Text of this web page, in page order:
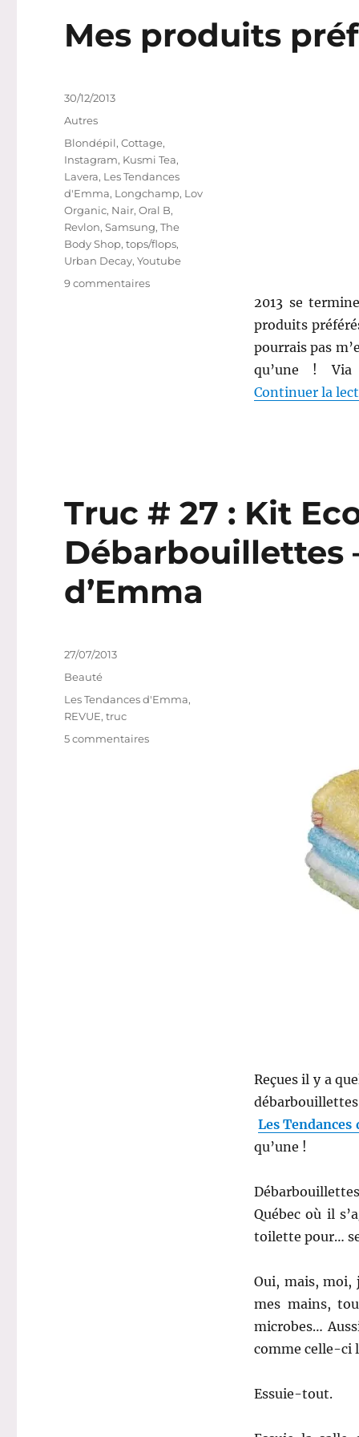
Mes produits
2013 se
produits
pourrais pas
qu’une ! Via
Continuer la
Publié
le
30/12/2013
Catégories
Autres
Étiquettes
Blondépil,Cottage,
Instagram, Kusmi Tea,
Lavera, Les Tendances
d'Emma, Longchamp, Lov
Organic, Nair,Oral B,
Revlon,Samsung,The
Body Shop,tops/flops,
Urban Decay,Youtube
9 commentairessur
Truc # 27 : Kit
Débarbouillettes
d’Emma
Reçues il y a
débarbouillettes
Les Tendances
qu’une !
Québec où il
toilette pour…
Oui, mais, moi,
mes mains,
microbes…
comme celle-ci
Essuie-tout.
Publié
le
27/07/2013
Catégories
Beauté
Étiquettes
Les Tendances d'Emma,
REVUE,truc
5 commentairessur